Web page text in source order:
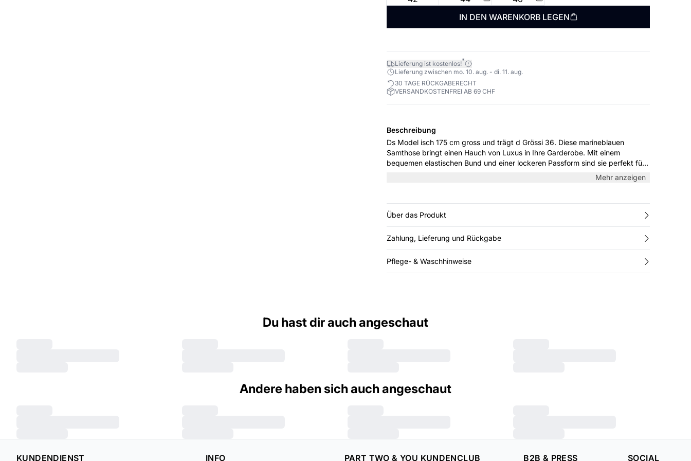
IN DEN WARENKORB LEGEN
Lieferung ist kostenlos!*
Lieferung zwischen mo. 10. aug. - di. 11. aug.
30 TAGE RÜCKGABERECHT
VERSANDKOSTENFREI AB 69 CHF
Beschreibung
Ds Model isch 175 cm gross und trägt d Grössi 36. Diese marineblauen
Samthose bringt einen Hauch von Luxus in Ihre Garderobe. Mit einem
bequemen elastischen Bund und einer lockeren Passform sind sie perfekt für
sowohl legere als auch formelle Anlässe. Kombinieren Sie sie mit einem
scharfen weißen Hemd oder einem gemütlichen Strick für einen mühelos
Mehr anzeigen
Über das Produkt
Zahlung, Lieferung und Rückgabe
Pflege- & Waschhinweise
Du hast dir auch angeschaut
Andere haben sich auch angeschaut
KUNDENDIENST INFO PART TWO & YOU KUNDENCLUB B2B & PRESS SOCIAL